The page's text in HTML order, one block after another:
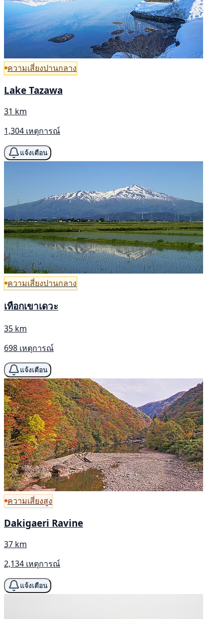
ความเสี่ยงปานกลาง
Lake Tazawa
31 km
1,304 เหตุการณ์
แจ้งเตือน
ความเสี่ยงปานกลาง
เทือกเขาเดวะ
35 km
698 เหตุการณ์
แจ้งเตือน
ความเสี่ยงสูง
Dakigaeri Ravine
37 km
2,134 เหตุการณ์
แจ้งเตือน